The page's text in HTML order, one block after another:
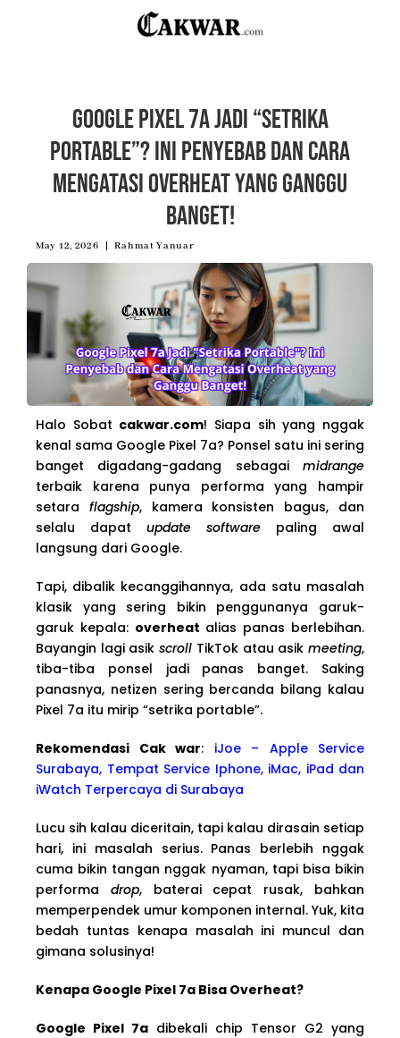
Google Pixel 7a Jadi “Setrika
Portable”? Ini Penyebab dan Cara
Mengatasi Overheat yang Ganggu
Banget!
May 12, 2026 Rahmat Yanuar
Halo Sobat cakwar.com! Siapa sih yang nggak
kenal sama Google Pixel 7a? Ponsel satu ini sering
banget digadang-gadang sebagai midrange
terbaik karena punya performa yang hampir
setara flagship, kamera konsisten bagus, dan
selalu dapat update software paling awal
langsung dari Google.
Tapi, dibalik kecanggihannya, ada satu masalah
klasik yang sering bikin penggunanya garuk-
garuk kepala: overheat alias panas berlebihan.
Bayangin lagi asikscroll TikTok atau asikmeeting,
tiba-tiba ponsel jadi panas banget. Saking
panasnya, netizen sering bercanda bilang kalau
Pixel 7a itu mirip “setrika portable”.
Rekomendasi Cak war: iJoe – Apple Service
Surabaya, Tempat Service Iphone, iMac, iPad dan
iWatch Terpercaya di Surabaya
Lucu sih kalau diceritain, tapi kalau dirasain setiap
hari, ini masalah serius. Panas berlebih nggak
cuma bikin tangan nggak nyaman, tapi bisa bikin
performa drop, baterai cepat rusak, bahkan
memperpendek umur komponen internal. Yuk, kita
bedah tuntas kenapa masalah ini muncul dan
gimana solusinya!
Kenapa Google Pixel 7a Bisa Overheat?
Google Pixel 7a dibekali chip Tensor G2 yang